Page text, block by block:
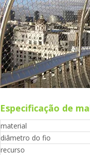
Especificação de
material
diâmetro do fio
recurso